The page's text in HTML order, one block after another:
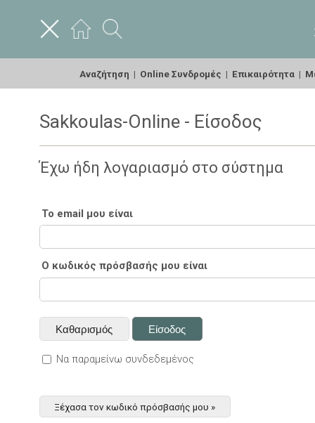
Αναζήτηση | Online Συνδρομές | Επικαιρότητα |
Sakkoulas-Online - Είσοδος
Έχω ήδη λογαριασμό στο σύστημα
Το email μου είναι
Ο κωδικός πρόσβασής μου είναι
Να παραμείνω συνδεδεμένος
Ξέχασα τον κωδικό πρόσβασής μου »